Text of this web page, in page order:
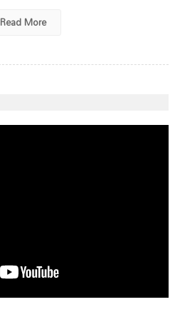
Read More